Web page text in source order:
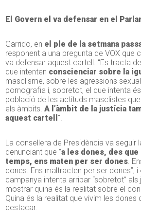
El Govern el va defensar en el
Garrido, en el ple de la setmana
responent a una pregunta de VOX que
va defensar aquest cartell. “Es tracta
que intenten conscienciar sobre la
masclisme, sobre les agressions
pornografia i, sobretot, el que intenta
població de les actituds masclistes
els àmbits.A l’àmbit de la justícia
aquest cartell “.
La consellera de Presidència va seguir
denunciant que “a les dones, des
temps, ens maten per ser dones.
dones. Ens maltracten per ser dones”, i
campanya intenta arribar “sobretot” als
mostrar quina és la realitat sobre el
Quina és la realitat que vivim les dones
destacar.